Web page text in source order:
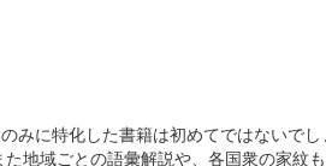
みに特化した書籍は初めてではないで
地域ごとの語彙解説や、各国衆の家